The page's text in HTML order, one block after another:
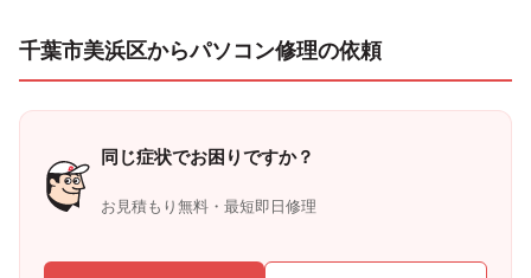
千葉市美浜区からパソコン修理の依頼
同じ症状でお困りですか？
お見積もり無料・最短即日修理